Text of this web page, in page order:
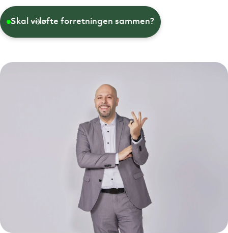
Skal vi løfte forretningen sammen?